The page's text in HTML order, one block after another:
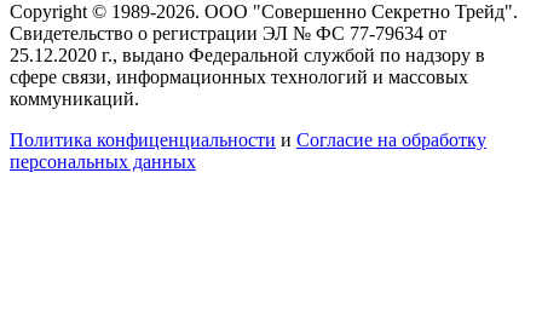
Copyright © 1989-2026. ООО "Совершенно Секретно Трейд".
Свидетельство о регистрации ЭЛ № ФС 77-79634 от
25.12.2020 г., выдано Федеральной службой по надзору в
сфере связи, информационных технологий и массовых
коммуникаций.
Политика конфиценциальности и Согласие на обработку
персональных данных